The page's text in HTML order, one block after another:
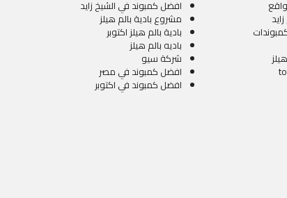
افضل كمبوند في الشيخ زايد
مشروع بادية بالم هيلز
بادية بالم هيلز اكتوبر
باديه بالم هيلز
شركة سيو
افضل كمبوند في مصر
افضل كمبوند في اكتوبر